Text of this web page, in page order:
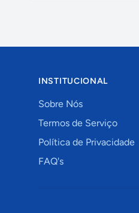
INSTITUCIONAL
Sobre Nós
Termos de Serviço
Política de Privacidade
FAQ's